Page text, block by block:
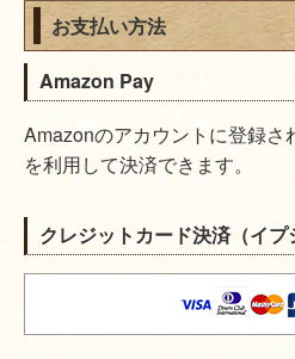
お支払い方法
Amazon Pay
Amazonのアカウントに登録さ
を利用して決済できます。
クレジットカード決済（イプ